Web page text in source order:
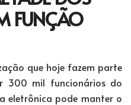
FUNÇÃO
que hoje fazem parte
300 mil funcionários do
eletrônica pode manter o